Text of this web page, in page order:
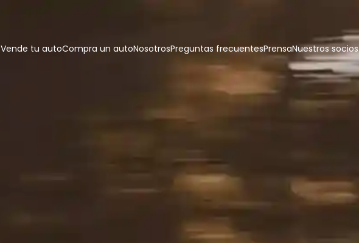
Vende tu autoCompra un autoNosotrosPreguntas frecuentesPrensaNuestros socios